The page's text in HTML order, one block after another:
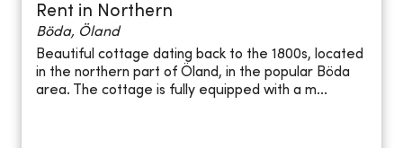
Rent in Northern
Böda, Öland
Beautiful cottage dating back to the 1800s, located
in the northern part of Öland, in the popular Böda
area. The cottage is fully equipped with a m...